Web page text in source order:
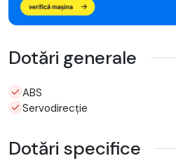
Dotări generale
ABS
Servodirecție
Dotări specifice